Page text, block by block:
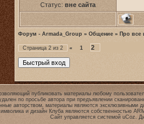
Статус: вне сайта
Форум - Armada_Group » Общение » Про все
Страница 2 из 2 « 1 2
публиковать материалы любому
по просьбе автора при предъявлении
авторством, материалы являются эксклюзивными
и дизайн Клуба являются собственностью
Сайт управляется системой uCoz.